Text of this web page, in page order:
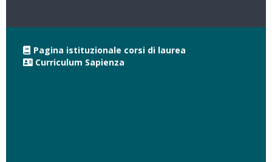
Pagina istituzionale corsi di laurea
Curriculum Sapienza